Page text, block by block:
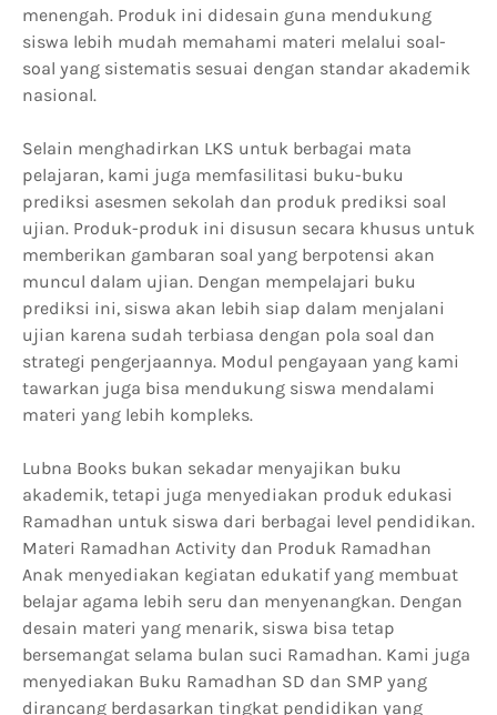
menengah. Produk ini didesain guna mendukung
siswa lebih mudah memahami materi melalui soal-
soal yang sistematis sesuai dengan standar akademik
nasional.
Selain menghadirkan LKS untuk berbagai mata
pelajaran, kami juga memfasilitasi buku-buku
prediksi asesmen sekolah dan produk prediksi soal
ujian. Produk-produk ini disusun secara khusus untuk
memberikan gambaran soal yang berpotensi akan
muncul dalam ujian. Dengan mempelajari buku
prediksi ini, siswa akan lebih siap dalam menjalani
ujian karena sudah terbiasa dengan pola soal dan
strategi pengerjaannya. Modul pengayaan yang kami
tawarkan juga bisa mendukung siswa mendalami
materi yang lebih kompleks.
Lubna Books bukan sekadar menyajikan buku
akademik, tetapi juga menyediakan produk edukasi
Ramadhan untuk siswa dari berbagai level pendidikan.
Materi Ramadhan Activity dan Produk Ramadhan
Anak menyediakan kegiatan edukatif yang membuat
belajar agama lebih seru dan menyenangkan. Dengan
desain materi yang menarik, siswa bisa tetap
bersemangat selama bulan suci Ramadhan. Kami juga
menyediakan Buku Ramadhan SD dan SMP yang
dirancang berdasarkan tingkat pendidikan yang